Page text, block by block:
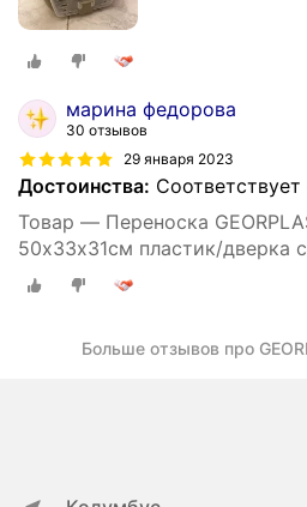
марина федорова
30 отзывов
29 января 2023
Достоинства:
Товар — Переноска
50х33х31см пластик/дверка
Больше отзывов про